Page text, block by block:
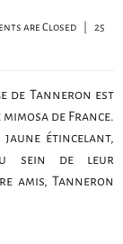
are Closed
25
de Tanneron est
de France.
jaune étincelant,
sein de leur
amis, Tanneron